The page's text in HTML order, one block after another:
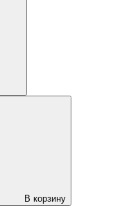
В корзину